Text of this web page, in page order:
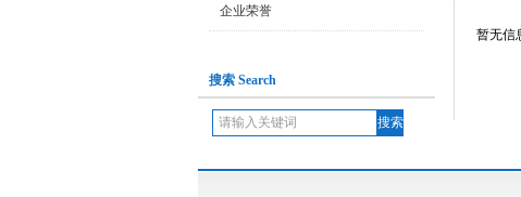
企业荣誉
搜索 Search
暂无信